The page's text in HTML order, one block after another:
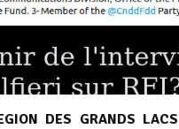
DES GRANDS